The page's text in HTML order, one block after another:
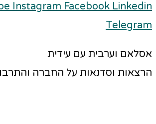
Instagram Facebook Linkedin
Telegram
אסלאם וערבית עם עידית
הרצאות וסדנאות על החברה